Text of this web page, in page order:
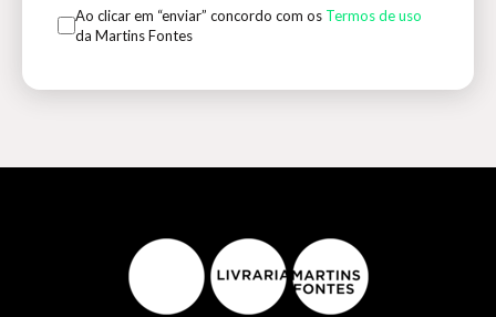
Ao clicar em “enviar” concordo com os Termos de uso
da Martins Fontes